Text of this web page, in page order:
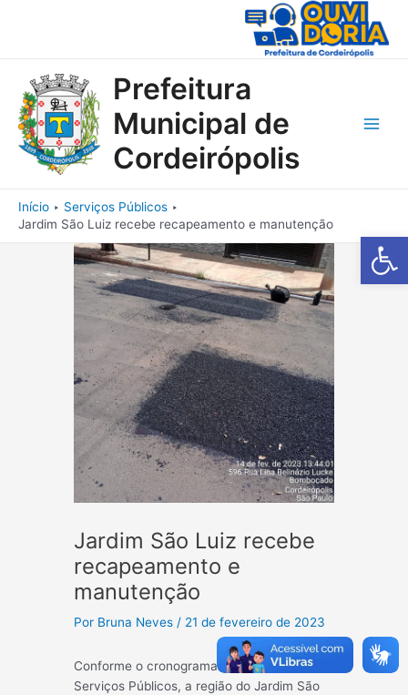
Barra de
Prefeitura
Municipal de
Cordeirópolis
Início
Serviços Públicos
Jardim São Luiz recebe recapeamento e manutenção
Jardim São Luiz recebe
recapeamento e
manutenção
Por Bruna Neves / 21 de fevereiro de 2023
Conforme o cronograma da Secretaria de
Serviços Públicos, a região do Jardim São